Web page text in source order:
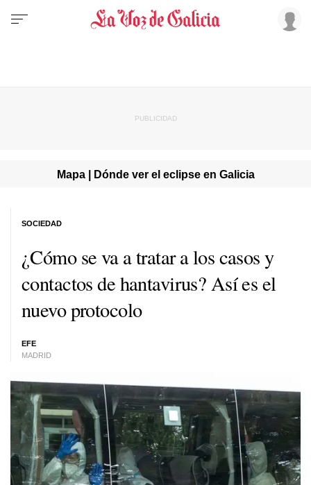
Mapa | Dónde ver el eclipse en Galicia
¿Cómo se va a tratar a los casos y
contactos de hantavirus? Así es el
nuevo protocolo
EFE
MADRID
SOCIEDAD